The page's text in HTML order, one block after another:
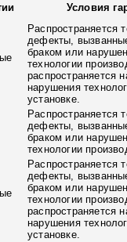
Условия
Распространяется
дефекты,
браком или
технологии
распространяется
нарушения
установке.
Распространяется
дефекты,
браком или
технологии
Распространяется
дефекты,
браком или
технологии
распространяется
нарушения
установке.